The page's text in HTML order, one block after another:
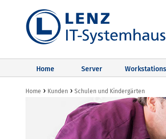
Home Server Workstations
Home › Kunden › Schulen und Kindergärten